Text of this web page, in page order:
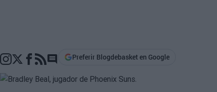
Go to comments section
Preferir Blogdebasket en Google